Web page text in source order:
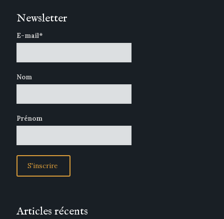
Newsletter
E-mail*
Nom
Prénom
Articles récents